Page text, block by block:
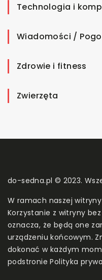
Technologia i
Wiadomości /
Zdrowie i fitness
Zwierzęta
do-sedna.pl © 2023.
W ramach naszej
Korzystanie z witryny
oznacza, że będą one
urządzeniu końcowym.
dokonać w każdym
podstroniePolityka